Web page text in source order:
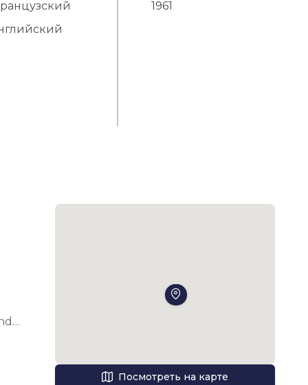
1961
Посмотреть на карте